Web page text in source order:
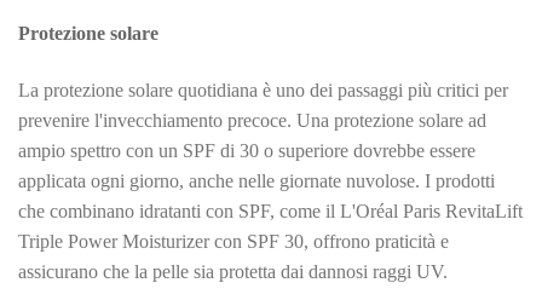
Protezione solare
La protezione solare quotidiana è uno dei passaggi più critici per
prevenire l'invecchiamento precoce. Una protezione solare ad
ampio spettro con un SPF di 30 o superiore dovrebbe essere
applicata ogni giorno, anche nelle giornate nuvolose. I prodotti
che combinano idratanti con SPF, come il L'Oréal Paris RevitaLift
Triple Power Moisturizer con SPF 30, offrono praticità e
assicurano che la pelle sia protetta dai dannosi raggi UV.